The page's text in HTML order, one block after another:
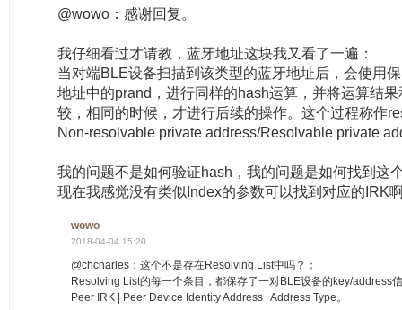
@wowo：感谢回复。
我仔细看过才请教，蓝牙地址这块我又看了一遍：
当对端BLE设备扫描到该类型的蓝牙地址后，会使用
地址中的prand，进行同样的hash运算，并将运算结
较，相同的时候，才进行后续的操作。这个过程称作
Non-resolvable private address/Resolvable private
我的问题不是如何验证hash，我的问题是如何找到这
现在我感觉没有类似Index的参数可以找到对应的IRK
wowo
2018-04-04 15:20
@chcharles：这个不是存在Resolving List中吗？：
Resolving List的每一个条目，都保存了一对BLE设备的key/address
Peer IRK | Peer Device Identity Address | Address Type。